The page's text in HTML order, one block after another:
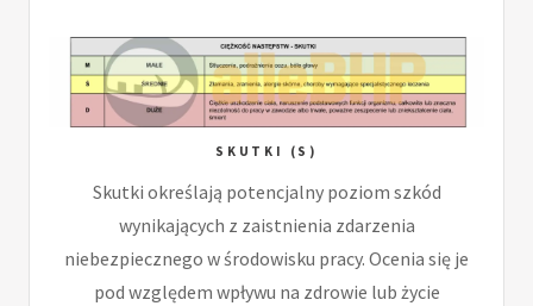
SKUTKI (S)
Skutki określają potencjalny poziom szkód
wynikających z zaistnienia zdarzenia
niebezpiecznego w środowisku pracy. Ocenia się je
pod względem wpływu na zdrowie lub życie